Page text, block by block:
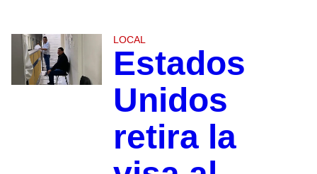
LOCAL
Estados
Unidos
retira la